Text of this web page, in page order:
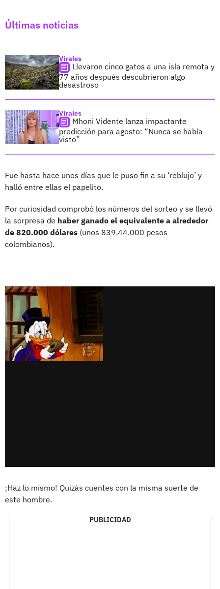
Últimas noticias
Virales
Llevaron cinco gatos a una isla remota y
77 años después descubrieron algo
desastroso
Virales
Mhoni Vidente lanza impactante
predicción para agosto: “Nunca se había
visto”
Fue hasta hace unos días que le puso fin a su ‘reblujo’ y
halló entre ellas el papelito.
Por curiosidad comprobó los números del sorteo y se llevó
la sorpresa de haber ganado el equivalente a alrededor
de 820.000 dólares (unos 839.44.000 pesos
colombianos).
¡Haz lo mismo! Quizás cuentes con la misma suerte de
este hombre.
PUBLICIDAD